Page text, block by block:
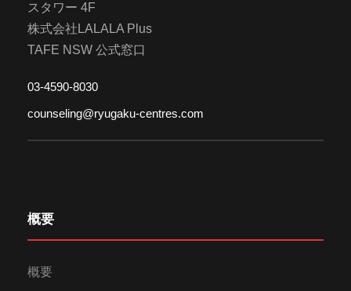
スタワー 4F
株式会社LALALA Plus
TAFE NSW 公式窓口
03-4590-8030
counseling@ryugaku-centres.com
概要
概要